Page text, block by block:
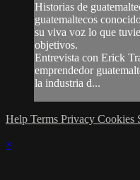
Historias de
guatemaltecos
su viva voz lo que
objetivos.
Entrevista con Erick
emprendedor
la industria d...
Help Terms Privacy Cookies
×